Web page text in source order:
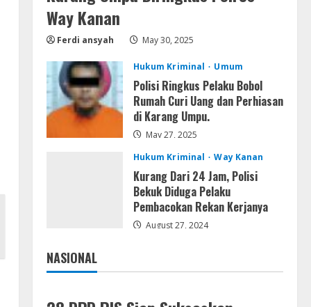
4
(To𝚛𝚛еnt)
August 5, 2026
Serialers
Microsoft Office 2021 Crack +
License Key [Latest] x64
Windows 10
August 5, 2026
Way Kanan
Ferdi ansyah May 30, 2025
Hukum Kriminal Umum
Polisi Ringkus Pelaku Bobol
Rumah Curi Uang dan Perhiasan
di Karang Umpu.
May 27, 2025
Hukum Kriminal
Way Kanan
Kurang Dari 24 Jam, Polisi
Bekuk Diduga Pelaku
Pembacokan Rekan Kerjanya
August 27, 2024
NASIONAL
Jakarta